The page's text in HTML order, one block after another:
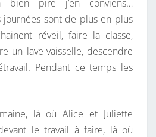
pire j’en conviens…
journées sont de plus en plus
réveil, faire la classe,
un lave-vaisselle, descendre
Pendant ce temps les
là où Alice et Juliette
le travail à faire, là où